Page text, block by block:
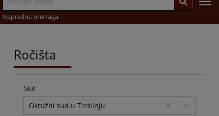
Napredna pretraga
Ročišta
Sud
Okružni sud u Trebinju